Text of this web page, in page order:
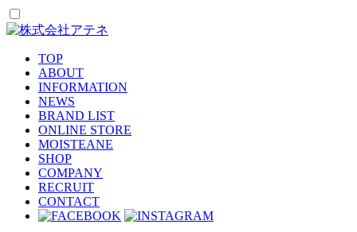
TOP
ABOUT
INFORMATION
NEWS
BRAND LIST
ONLINE STORE
MOISTEANE
SHOP
COMPANY
RECRUIT
CONTACT